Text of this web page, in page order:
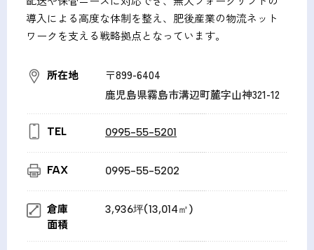
導入による高度な体制を整え、肥後産業の物流ネット
ワークを支える戦略拠点となっています。
所在地
〒899-6404
鹿児島県霧島市溝辺町麓字山神321-12
TEL 0995-55-5201
FAX 0995-55-5202
倉庫
面積
3,936坪(13,014㎡)